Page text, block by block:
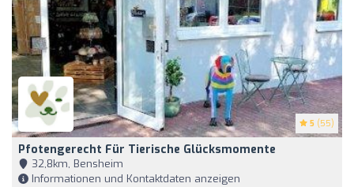
5 (55)
Pfotengerecht Für Tierische Glücksmomente
32,8km, Bensheim
Informationen und Kontaktdaten anzeigen